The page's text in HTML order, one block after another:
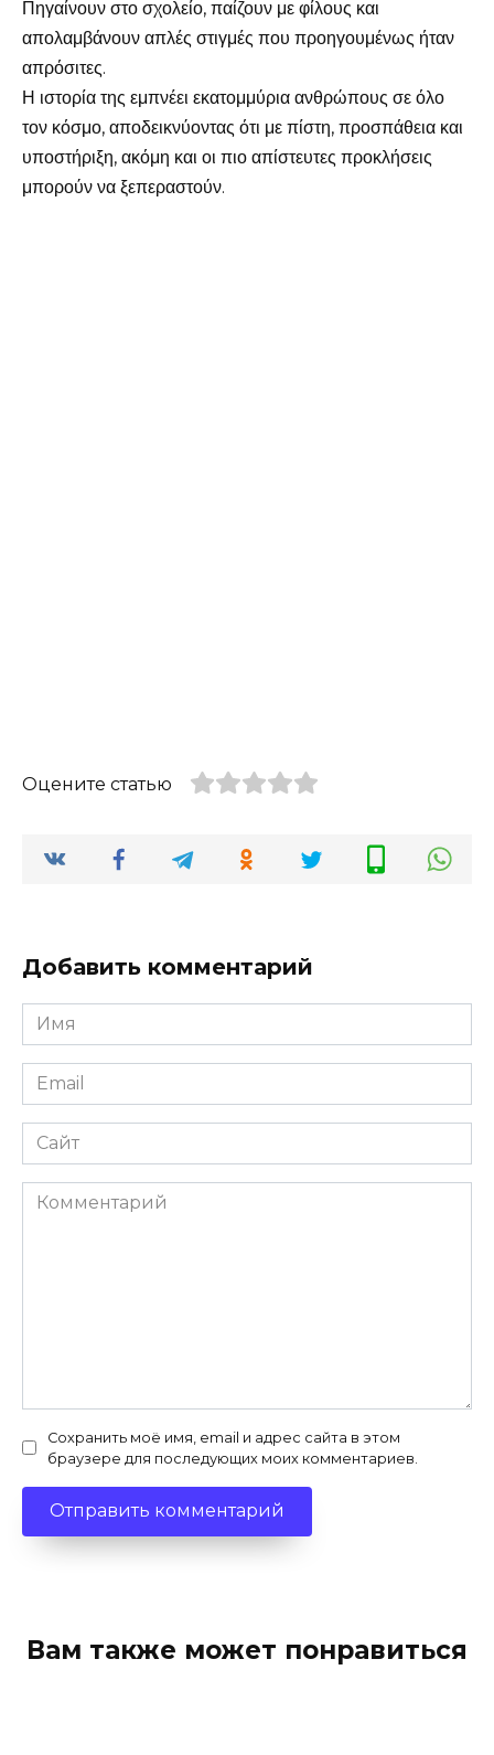
Πηγαίνουν στο σχολείο, παίζουν με φίλους και
απολαμβάνουν απλές στιγμές που προηγουμένως ήταν
απρόσιτες.
Η ιστορία της εμπνέει εκατομμύρια ανθρώπους σε όλο
τον κόσμο, αποδεικνύοντας ότι με πίστη, προσπάθεια και
υποστήριξη, ακόμη και οι πιο απίστευτες προκλήσεις
μπορούν να ξεπεραστούν.
Оцените статью
Добавить комментарий
Имя
*
Email
*
Сайт
Комментарий
Сохранить моё имя, email и адрес сайта в этом
браузере для последующих моих комментариев.
Вам также может понравиться